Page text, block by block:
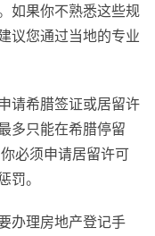
如果你不熟悉这些规
议您通过当地的专业
请希腊签证或居留许
多只能在希腊停留
必须申请居留许可
罚。
办理房地产登记手